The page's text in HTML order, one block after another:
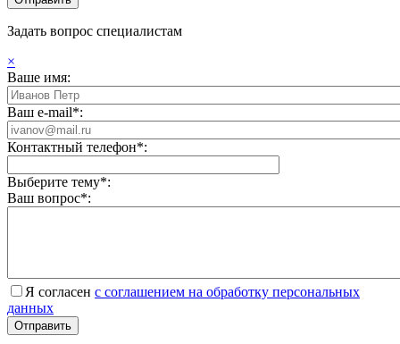
Задать вопрос специалистам
×
Ваше имя:
Ваш e-mail*:
Контактный телефон*:
Выберите тему*:
Ваш вопрос*:
Я согласен с соглашением на обработку персональных
данных